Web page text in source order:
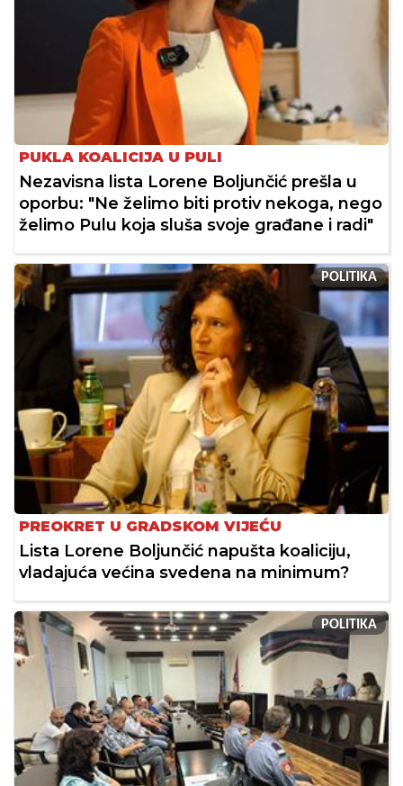
PUKLA KOALICIJA U PULI
Nezavisna lista Lorene Boljunčić prešla u
oporbu: "Ne želimo biti protiv nekoga, nego
želimo Pulu koja sluša svoje građane i radi"
POLITIKA
PREOKRET U GRADSKOM VIJEĆU
Lista Lorene Boljunčić napušta koaliciju,
vladajuća većina svedena na minimum?
POLITIKA